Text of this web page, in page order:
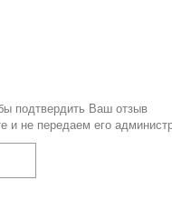
подтвердить Ваш отзыв
и не передаем его